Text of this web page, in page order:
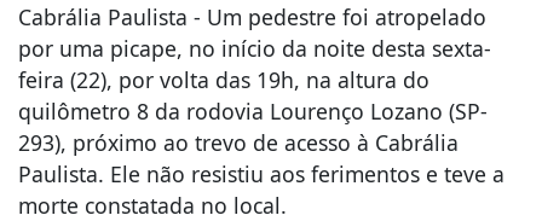
Cabrália Paulista - Um pedestre foi atropelado
por uma picape, no início da noite desta sexta-
feira (22), por volta das 19h, na altura do
quilômetro 8 da rodovia Lourenço Lozano (SP-
293), próximo ao trevo de acesso à Cabrália
Paulista. Ele não resistiu aos ferimentos e teve a
morte constatada no local.